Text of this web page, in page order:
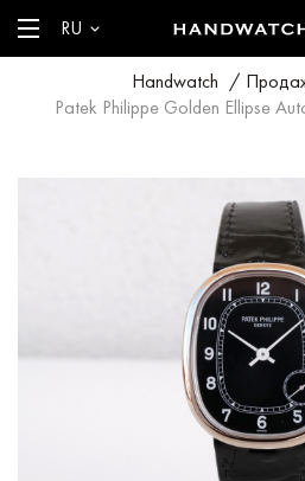
RU
Handwatch /
Patek Philippe Golden Ellipse